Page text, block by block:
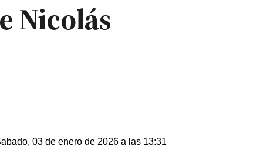
Nicolás
03 de enero de 2026 a las 13:31